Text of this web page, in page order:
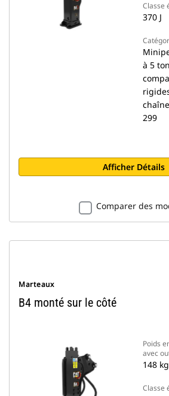
Classe
370 J
à 5
299
Afficher Détails
Comparer des
Marteaux
B4 monté sur le côté
Poids
avec
148 kg
Classe